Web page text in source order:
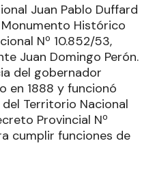
Juan Pablo Duffard
Histórico
Nº 10.852/53,
Juan Domingo Perón.
del gobernador
en 1888 y funcionó
Territorio Nacional
Provincial Nº
cumplir funciones de